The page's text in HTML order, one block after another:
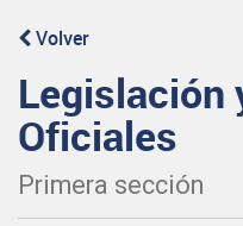
Volver
Legislación
Oficiales
Primera sección